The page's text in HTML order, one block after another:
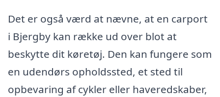
Det er også værd at nævne, at en carport
i Bjergby kan række ud over blot at
beskytte dit køretøj. Den kan fungere som
en udendørs opholdssted, et sted til
opbevaring af cykler eller haveredskaber,